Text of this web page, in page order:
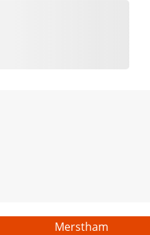
Merstham